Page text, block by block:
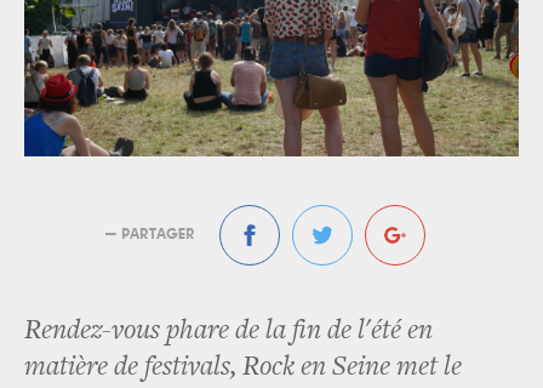
— PARTAGER
Rendez-vous phare de la fin de l'été en
matière de festivals, Rock en Seine met le